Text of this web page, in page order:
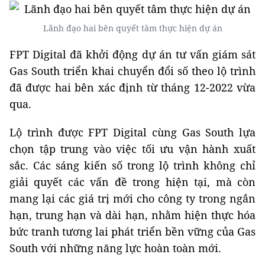
Lãnh đạo hai bên quyết tâm thực hiện dự án
FPT Digital đã khởi động dự án tư vấn giám sát
Gas South triển khai chuyển đổi số theo lộ trình
đã được hai bên xác định từ tháng 12-2022 vừa
qua.
Lộ trình được FPT Digital cùng Gas South lựa
chọn tập trung vào việc tối ưu vận hành xuất
sắc. Các sáng kiến số trong lộ trình không chỉ
giải quyết các vấn đề trong hiện tại, mà còn
mang lại các giá trị mới cho công ty trong ngắn
hạn, trung hạn và dài hạn, nhằm hiện thực hóa
bức tranh tương lai phát triển bền vững của Gas
South với những năng lực hoàn toàn mới.